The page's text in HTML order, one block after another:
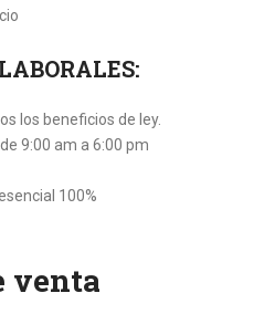
los beneficios de ley.
9:00 am a 6:00 pm
100%
venta